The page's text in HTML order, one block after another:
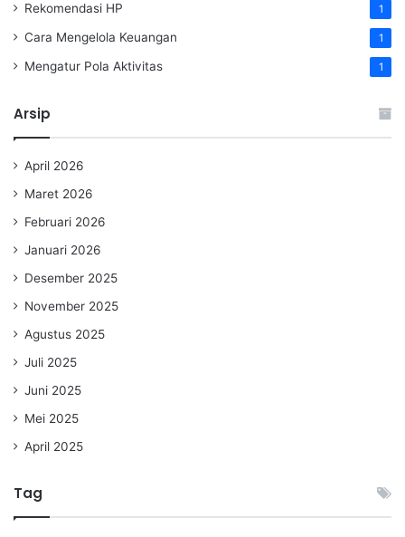
Rekomendasi HP 1
Cara Mengelola Keuangan 1
Mengatur Pola Aktivitas 1
Arsip
April 2026
Maret 2026
Februari 2026
Januari 2026
Desember 2025
November 2025
Agustus 2025
Juli 2025
Juni 2025
Mei 2025
April 2025
Tag